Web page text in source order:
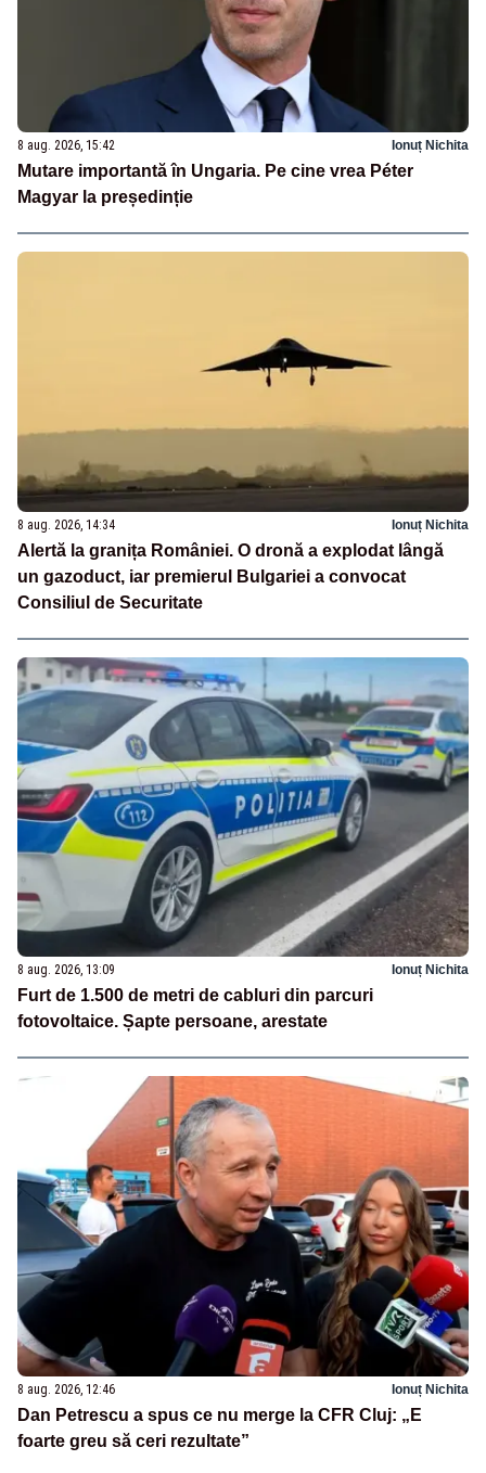
8 aug. 2026, 15:42 Ionuț Nichita
Mutare importantă în Ungaria. Pe cine vrea Péter
Magyar la președinție
8 aug. 2026, 14:34 Ionuț Nichita
Alertă la granița României. O dronă a explodat lângă
un gazoduct, iar premierul Bulgariei a convocat
Consiliul de Securitate
8 aug. 2026, 13:09 Ionuț Nichita
Furt de 1.500 de metri de cabluri din parcuri
fotovoltaice. Șapte persoane, arestate
8 aug. 2026, 12:46 Ionuț Nichita
Dan Petrescu a spus ce nu merge la CFR Cluj: „E
foarte greu să ceri rezultate”